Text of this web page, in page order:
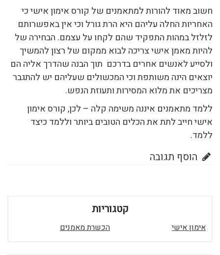
חשוב מאוד להורות למתאמנים של קורס אימון אישי כי
האחריות החלה עליהם היא הרת גורל וכי אין באפשרותם
לזלזל במהות התפקיד שהם לקחו על עצמם. הבחירה של
להיות מאמן אישי צריכה לבוא ממקום של רצון להמשיך
ולסייע לאנשים אחרים בדרכם תוך הבנה שהדרך אליה הם
יוצאים הינה משותפת וכי המכשולים שעליהם יש להתגבר
מצריכים את מלוא המסירות ותעוזת הנפש.
ללמד מתאמנים איננה משימה קלה – לכן, קורס אימון
אישי חייב לתת את הכלים הטובים ביותר וללמד כיצד
ללמד.
הוסף תגובה
קטגוריות
אימון אישי הכשרת מאמנים